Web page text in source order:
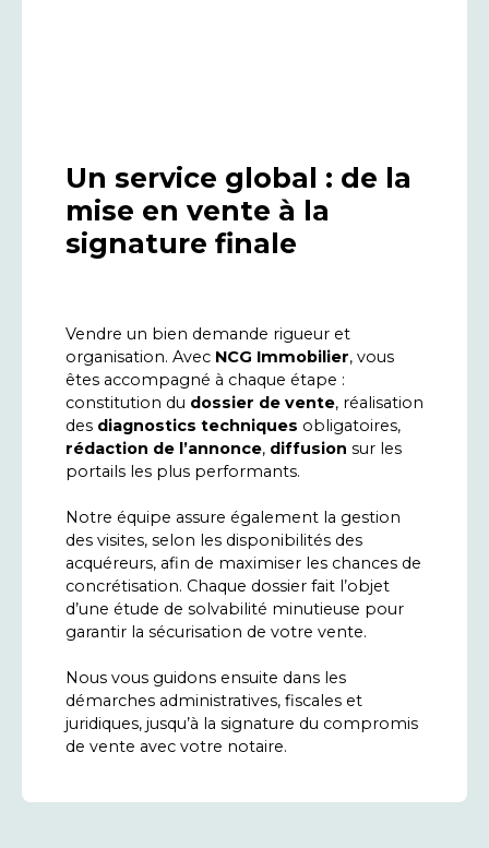
Un service global : de la
mise en vente à la
signature finale
Vendre un bien demande rigueur et
organisation. Avec NCG Immobilier, vous
êtes accompagné à chaque étape :
constitution du dossier de vente, réalisation
des diagnostics techniques obligatoires,
rédaction de l’annonce, diffusion sur les
portails les plus performants.
Notre équipe assure également la gestion
des visites, selon les disponibilités des
acquéreurs, afin de maximiser les chances de
concrétisation. Chaque dossier fait l’objet
d’une étude de solvabilité minutieuse pour
garantir la sécurisation de votre vente.
Nous vous guidons ensuite dans les
démarches administratives, fiscales et
juridiques, jusqu’à la signature du compromis
de vente avec votre notaire.